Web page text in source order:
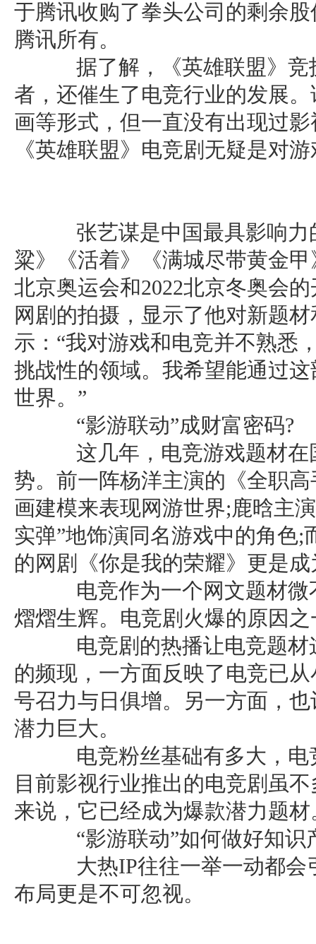
于腾讯收购了拳头公司的剩余
腾讯所有。
据了解，《英雄联盟》竞
者，还催生了电竞行业的发展
画等形式，但一直没有出现过
《英雄联盟》电竞剧无疑是对
张艺谋是中国最具影响力
粱》《活着》《满城尽带黄金
北京奥运会和2022北京冬奥会
网剧的拍摄，显示了他对新题
示：“我对游戏和电竞并不熟悉
挑战性的领域。我希望能通过
世界。”
“影游联动”成财富密码?
这几年，电竞游戏题材在
势。前一阵杨洋主演的《全职
画建模来表现网游世界;鹿晗主
实弹”地饰演同名游戏中的角色;
的网剧《你是我的荣耀》更是
电竞作为一个网文题材微
熠熠生辉。电竞剧火爆的原因
电竞剧的热播让电竞题材
的频现，一方面反映了电竞已
号召力与日俱增。另一方面，
潜力巨大。
电竞粉丝基础有多大，电
目前影视行业推出的电竞剧虽
来说，它已经成为爆款潜力题材
“影游联动”如何做好知识
大热IP往往一举一动都会
布局更是不可忽视。